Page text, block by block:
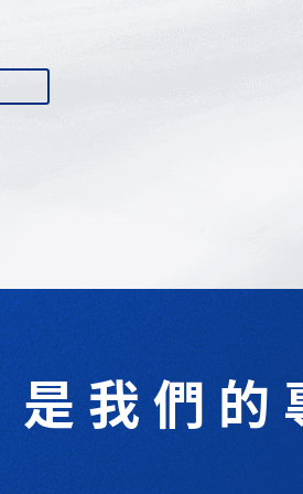
是我們的